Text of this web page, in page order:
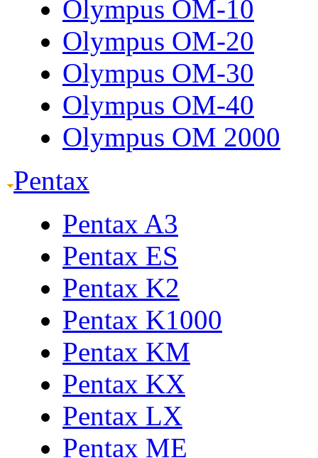
Olympus OM-10
Olympus OM-20
Olympus OM-30
Olympus OM-40
Olympus OM 2000
Pentax
Pentax A3
Pentax ES
Pentax K2
Pentax K1000
Pentax KM
Pentax KX
Pentax LX
Pentax ME